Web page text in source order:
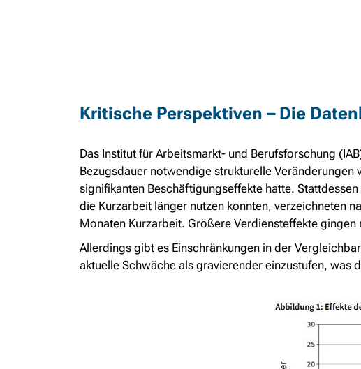
Kritische Perspektiven – Die
Das Institut für Arbeitsmarkt- und Berufsforschung
Bezugsdauer notwendige strukturelle
signifikanten Beschäftigungseffekte hatte.
die Kurzarbeit länger nutzen konnten, verzeichneten
Monaten Kurzarbeit. Größere Verdiensteffekte
Allerdings gibt es Einschränkungen in der
aktuelle Schwäche als gravierender einzustufen, was